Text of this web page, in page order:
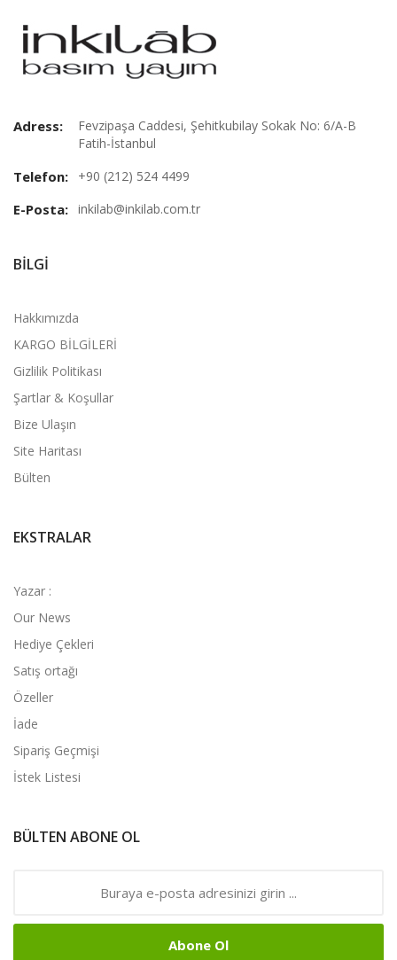
Adress:
Fevzipaşa Caddesi, Şehitkubilay Sokak No: 6/A-B
Fatih-İstanbul
Telefon: +90 (212) 524 4499
E-Posta: inkilab@inkilab.com.tr
BILGI
Hakkımızda
KARGO BİLGİLERİ
Gizlilik Politikası
Şartlar & Koşullar
Bize Ulaşın
Site Haritası
Bülten
EKSTRALAR
Yazar :
Our News
Hediye Çekleri
Satış ortağı
Özeller
İade
Sipariş Geçmişi
İstek Listesi
BÜLTEN ABONE OL
Abone Ol